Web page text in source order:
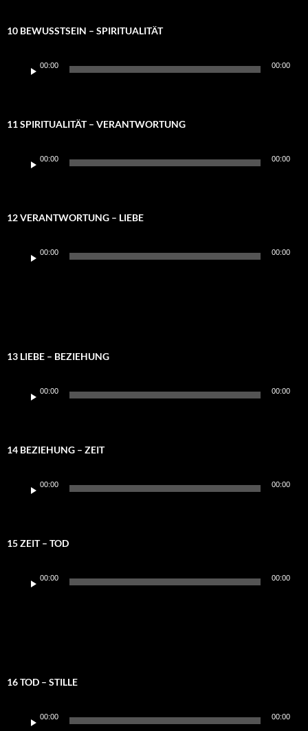
10 BEWUSSTSEIN – SPIRITUALITÄT
Player
00:00 00:00
11 SPIRITUALITÄT – VERANTWORTUNG
Player
00:00 00:00
12 VERANTWORTUNG – LIEBE
Player
00:00 00:00
13 LIEBE – BEZIEHUNG
Player
00:00 00:00
14 BEZIEHUNG – ZEIT
Player
00:00 00:00
15 ZEIT – TOD
Player
00:00 00:00
16 TOD – STILLE
Player
00:00 00:00